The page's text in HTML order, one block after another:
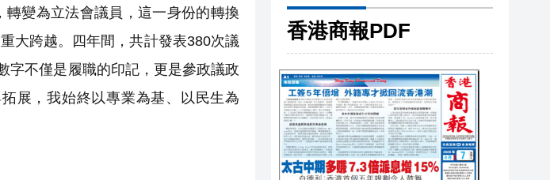
變為立法會議員，這一身份的轉換
大跨越。四年間，共計發表380次議
字不僅是履職的印記，更是參政議政
展，我始終以專業為基、以民生為
香港商報PDF